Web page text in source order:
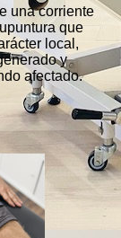
una corriente
que
local,
y
afectado.